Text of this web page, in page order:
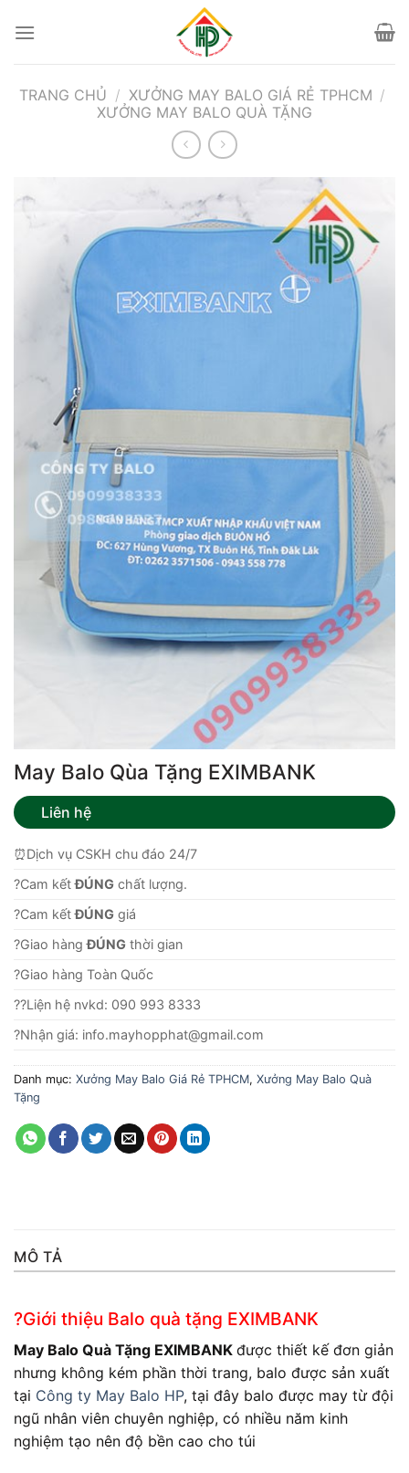
qua
TRANG CHỦ / XƯỞNG MAY BALO GIÁ RẺ TPHCM /
XƯỞNG MAY BALO QUÀ TẶNG
May Balo Qùa Tặng EXIMBANK
Liên hệ
⏰Dịch vụ CSKH chu đáo 24/7
?Cam kếtĐÚNG chất lượng.
?Cam kếtĐÚNG giá
?Giao hàngĐÚNG thời gian
?Giao hàng Toàn Quốc
??Liện hệ nvkd: 090 993 8333
?Nhận giá: info.mayhopphat@gmail.com
Danh mục: Xưởng May Balo Giá Rẻ TPHCM, Xưởng May Balo Quà
Tặng
MÔ TẢ
?Giới thiệu Balo quà tặng EXIMBANK
May Balo Quà Tặng EXIMBANK được thiết kế đơn giản
nhưng không kém phần thời trang, balo được sản xuất
tại Công ty May Balo HP, tại đây balo được may từ đội
ngũ nhân viên chuyên nghiệp, có nhiều năm kinh
nghiệm tạo nên độ bền cao cho túi